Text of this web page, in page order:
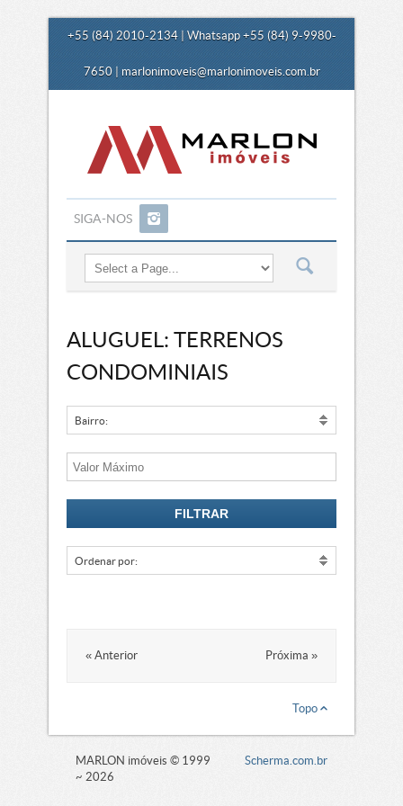
+55 (84) 2010-2134 | Whatsapp +55 (84) 9-9980-
7650 | marlonimoveis@marlonimoveis.com.br
SIGA-NOS
ALUGUEL: TERRENOS
CONDOMINIAIS
Bairro:
Ordenar por:
« Anterior Próxima »
Topo
Scherma.com.br
MARLON imóveis © 1999
~ 2026